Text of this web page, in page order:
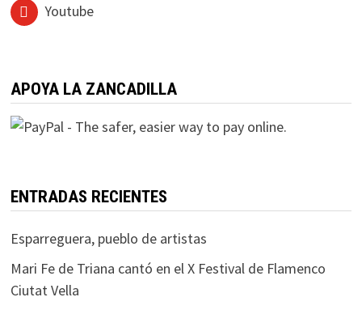
Youtube
APOYA LA ZANCADILLA
ENTRADAS RECIENTES
Esparreguera, pueblo de artistas
Mari Fe de Triana cantó en el X Festival de Flamenco
Ciutat Vella